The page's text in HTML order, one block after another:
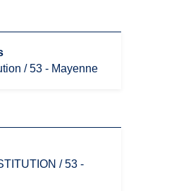
à rester
/ 53 - Mayenne
/ 53 -